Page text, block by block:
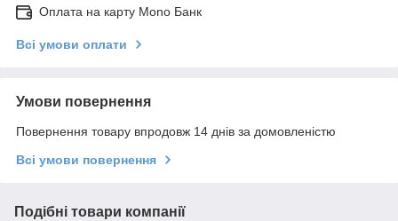
Оплата на карту Mono Банк
Всі умови оплати
Умови повернення
Повернення товару впродовж 14 днів за домовленістю
Всі умови повернення
Подібні товари компанії